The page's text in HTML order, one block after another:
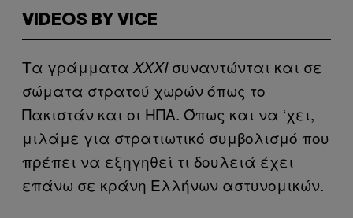
VIDEOS BY VICE
Τα γράμματα ΧΧΧΙσυναντώνται και σε
σώματα στρατού χωρών όπως το
Πακιστάν και οι ΗΠΑ. Όπως και να ‘χει,
μιλάμε για στρατιωτικό συμβολισμό που
πρέπει να εξηγηθεί τι δουλειά έχει
επάνω σε κράνη Ελλήνων αστυνομικών.